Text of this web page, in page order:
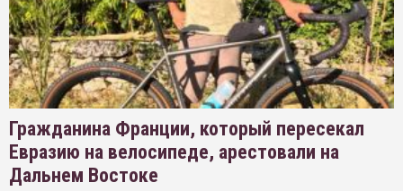
Гражданина Франции, который пересекал
Евразию на велосипеде, арестовали на
Дальнем Востоке